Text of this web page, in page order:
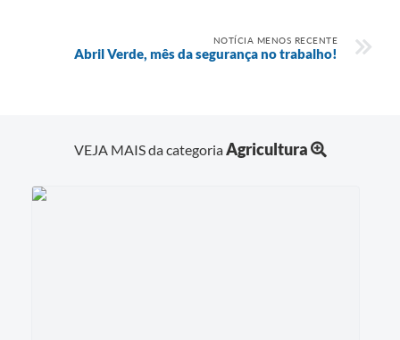
NOTÍCIA MENOS RECENTE
Abril Verde, mês da segurança no trabalho!
VEJA MAIS da categoriaAgricultura